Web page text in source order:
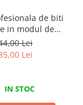
de biti
in modul de
spumaLei
Lei
IN STOC